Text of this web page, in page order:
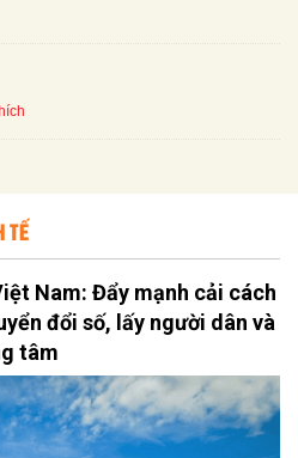
TẾ
Nam: Đẩy mạnh cải cách
đổi số, lấy người dân và
tâm